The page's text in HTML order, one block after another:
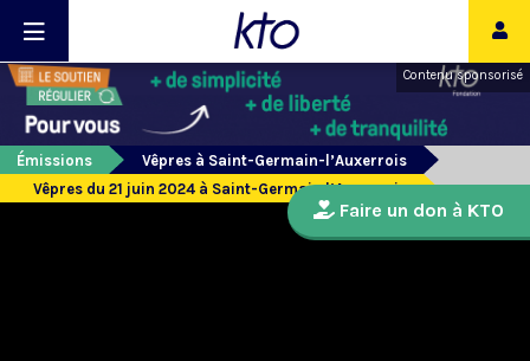
Contenu sponsorisé
Émissions
Vêpres à Saint-Germain-l’Auxerrois
Vêpres du 21 juin 2024 à Saint-Germain l’Auxerrois
Faire un don à KTO